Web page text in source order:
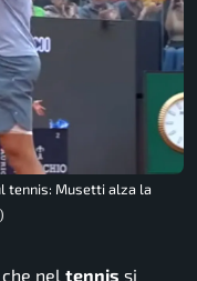
tennis: Musetti alza la
nel tennis si